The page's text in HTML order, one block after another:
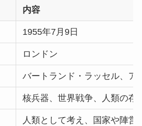
内容
1955年7月9日
ロンドン
バートランド・ラッセル、ア
核兵器、世界戦争、人類の存
人類として考え、国家や陣営